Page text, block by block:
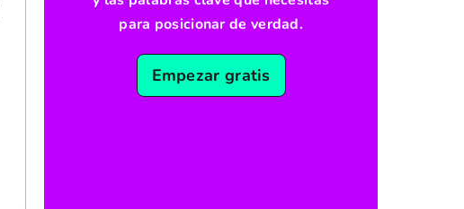
para posicionar de verdad.
Empezar gratis